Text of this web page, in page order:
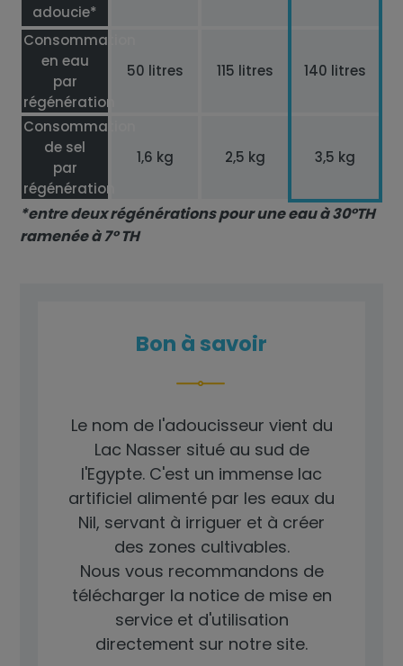
adoucie*
Consommation
en eau
par
régénération
50 litres 115 litres 140 litres
Consommation
de sel
par
régénération
1,6 kg 2,5 kg 3,5 kg
*entre deux régénérations pour une eau à 30°TH
ramenée à 7° TH
Bon à savoir
Le nom de l'adoucisseur vient du
Lac Nasser situé au sud de
l'Egypte. C'est un immense lac
artificiel alimenté par les eaux du
Nil, servant à irriguer et à créer
des zones cultivables.
Nous vous recommandons de
télécharger la notice de mise en
service et d'utilisation
directement sur notre site.